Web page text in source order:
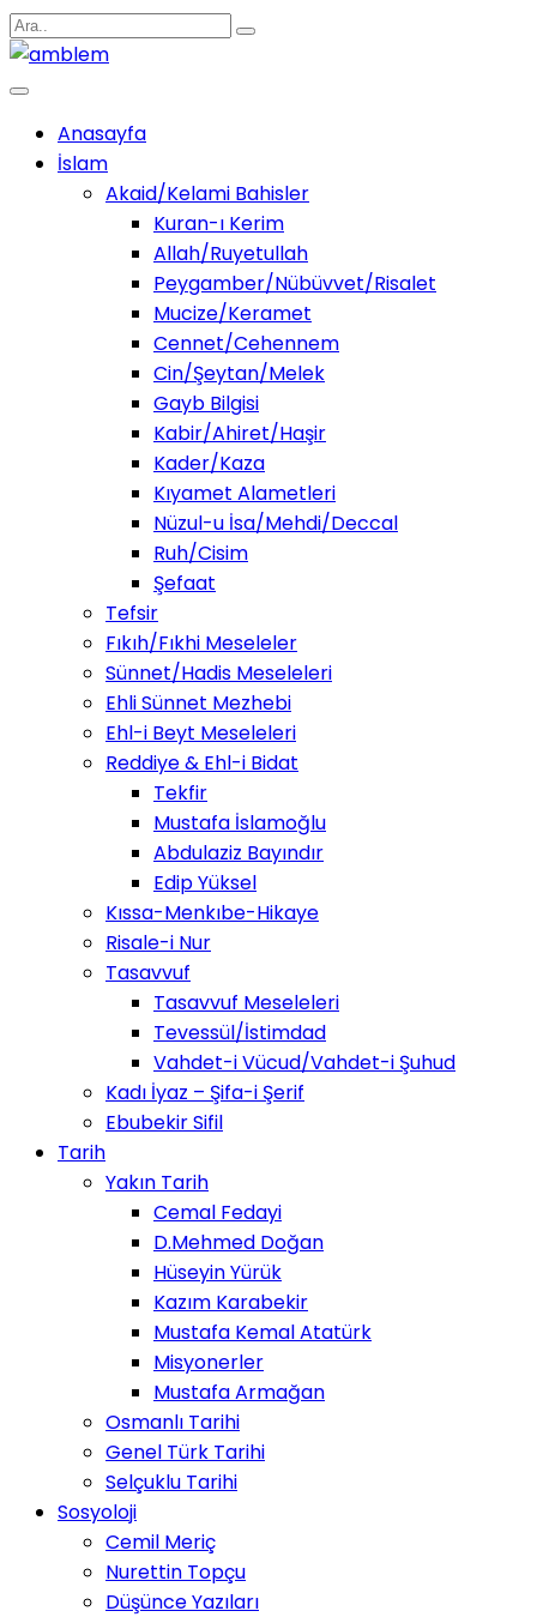
Anasayfa
İslam
Akaid/Kelami Bahisler
Kuran-ı Kerim
Allah/Ruyetullah
Peygamber/Nübüvvet/Risalet
Mucize/Keramet
Cennet/Cehennem
Cin/Şeytan/Melek
Gayb Bilgisi
Kabir/Ahiret/Haşir
Kader/Kaza
Kıyamet Alametleri
Nüzul-u İsa/Mehdi/Deccal
Ruh/Cisim
Şefaat
Tefsir
Fıkıh/Fıkhi Meseleler
Sünnet/Hadis Meseleleri
Ehli Sünnet Mezhebi
Ehl-i Beyt Meseleleri
Reddiye & Ehl-i Bidat
Tekfir
Mustafa İslamoğlu
Abdulaziz Bayındır
Edip Yüksel
Kıssa-Menkıbe-Hikaye
Risale-i Nur
Tasavvuf
Tasavvuf Meseleleri
Tevessül/İstimdad
Vahdet-i Vücud/Vahdet-i Şuhud
Kadı İyaz – Şifa-i Şerif
Ebubekir Sifil
Tarih
Yakın Tarih
Cemal Fedayi
D.Mehmed Doğan
Hüseyin Yürük
Kazım Karabekir
Mustafa Kemal Atatürk
Misyonerler
Mustafa Armağan
Osmanlı Tarihi
Genel Türk Tarihi
Selçuklu Tarihi
Sosyoloji
Cemil Meriç
Nurettin Topçu
Düşünce Yazıları